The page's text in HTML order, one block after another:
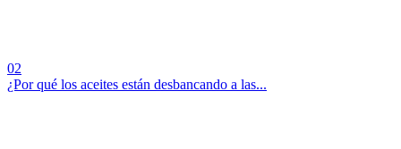
02
¿Por qué los aceites están desbancando a las...